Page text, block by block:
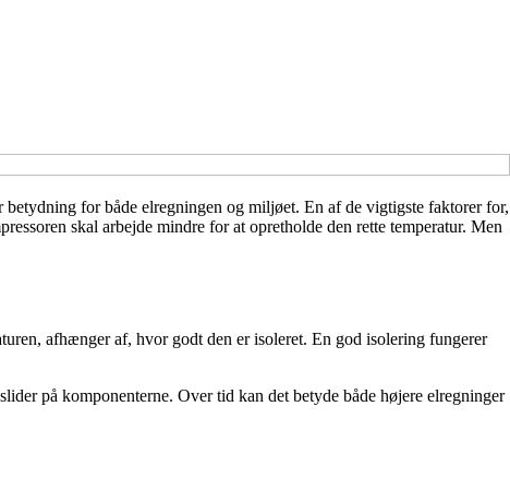
for både elregningen og miljøet. En af de vigtigste faktorer for,
skal arbejde mindre for at opretholde den rette temperatur. Men
afhænger af, hvor godt den er isoleret. En god isolering fungerer
på komponenterne. Over tid kan det betyde både højere elregninger